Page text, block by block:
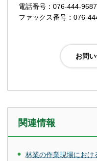
電話番号：076-444-9687
ファックス番号：076-
関連情報
林業の作業現場におけ